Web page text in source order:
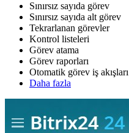
Sınırsız sayıda görev
Sınırsız sayıda alt görev
Tekrarlanan görevler
Kontrol listeleri
Görev atama
Görev raporları
Otomatik görev iş akışları
Daha fazla